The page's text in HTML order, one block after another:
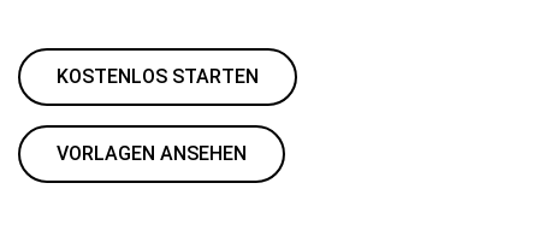
KOSTENLOS STARTEN
VORLAGEN ANSEHEN